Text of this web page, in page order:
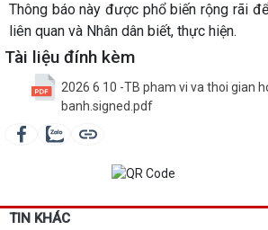
Thông báo này được phổ biến rộng rãi
liên quan và Nhân dân biết, thực hiện.
Tài liệu đính kèm
2026 6 10 -TB pham vi va thoi gian
banh.signed.pdf
TIN KHÁC